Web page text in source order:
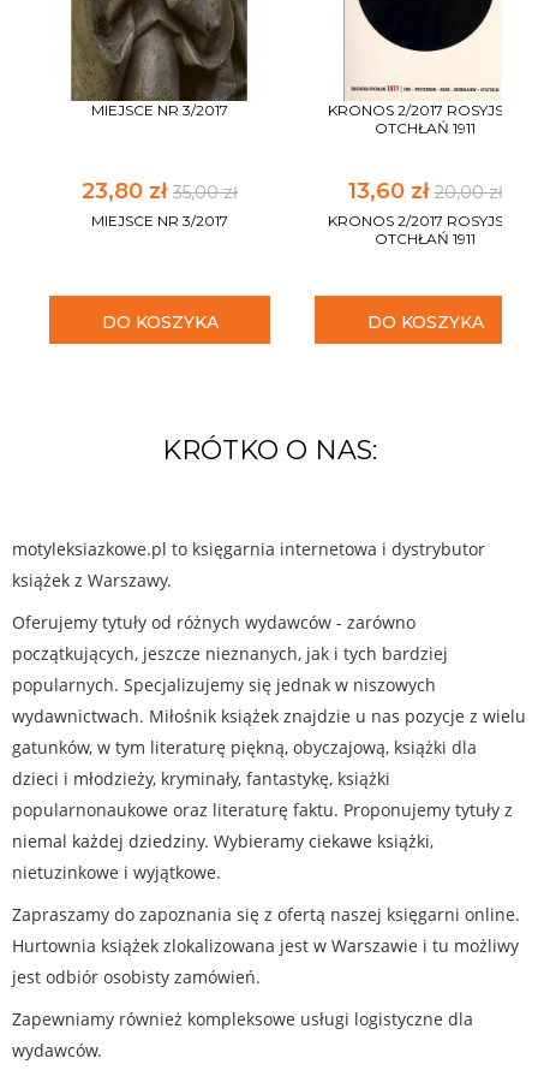
MIEJSCE NR 3/2017
23,80 zł 35,00 zł
MIEJSCE NR 3/2017
DO KOSZYKA
KRONOS 2/2017 ROSYJSKA
OTCHŁAŃ 1911
13,60 zł20,00 zł
KRONOS 2/2017 ROSYJSKA
OTCHŁAŃ 1911
DO KOSZYKA
KRÓTKO O NAS:
motyleksiazkowe.pl to księgarnia internetowa i dystrybutor
książek z Warszawy.
Oferujemy tytuły od różnych wydawców - zarówno
początkujących, jeszcze nieznanych, jak i tych bardziej
popularnych. Specjalizujemy się jednak w niszowych
wydawnictwach. Miłośnik książek znajdzie u nas pozycje z wielu
gatunków, w tym literaturę piękną, obyczajową, książki dla
dzieci i młodzieży, kryminały, fantastykę, książki
popularnonaukowe oraz literaturę faktu. Proponujemy tytuły z
niemal każdej dziedziny. Wybieramy ciekawe książki,
nietuzinkowe i wyjątkowe.
Zapraszamy do zapoznania się z ofertą naszej księgarni online.
Hurtownia książek zlokalizowana jest w Warszawie i tu możliwy
jest odbiór osobisty zamówień.
Zapewniamy również kompleksowe usługi logistyczne dla
wydawców.